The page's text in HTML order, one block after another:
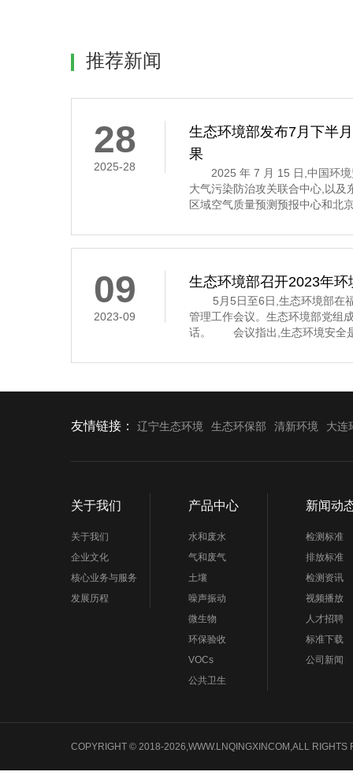
推荐新闻
28
2025-28
生态环境部发布7月下半
果
2025 年 7 月 15 日,中国环境
大气污染防治攻关联合中心,以及
区域空气质量预测预报中心和北
示,7 月下半月全国大部分地区空
其中,京津冀及
09
2023-09
生态环境部召开2023年
5月5日至6日,生态环境部在福
管理工作会议。生态环境部党组
话。 会议指出,生态环境安全
安全,多次作出重要指示批示,为
近年来,全国环
友情链接： 辽宁生态环境 生态环保部 清新环境 大连
关于我们
关于我们
企业文化
核心业务与服务
发展历程
产品中心
水和废水
气和废气
土壤
噪声振动
微生物
环保验收
VOCs
公共卫生
新闻动
检测标准
排放标准
检测资讯
视频播放
人才招聘
标准下载
公司新闻
COPYRIGHT © 2018-2026,WWW.LNQINGXINCOM,ALL